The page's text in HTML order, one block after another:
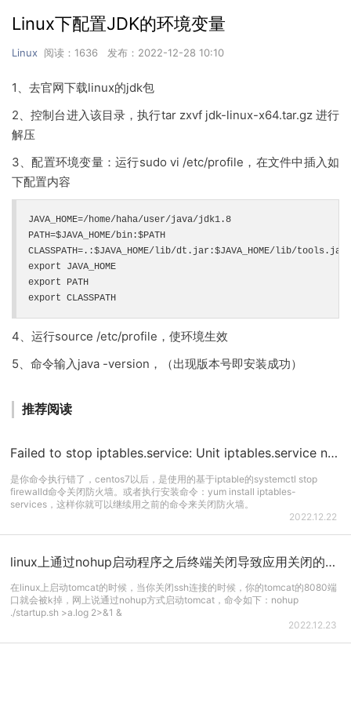
Linux下配置JDK的环境变量
Linux 阅读：1636 发布：2022-12-28 10:10
1、去官网下载linux的jdk包
2、控制台进入该目录，执行tar zxvf jdk-linux-x64.tar.gz 进行
解压
3、配置环境变量：运行sudo vi /etc/profile，在文件中插入如
下配置内容
JAVA_HOME=/home/haha/user/java/jdk1.8
PATH=$JAVA_HOME/bin:$PATH
CLASSPATH=.:$JAVA_HOME/lib/dt.jar:$JAVA_HOME/lib/tools.jar
export JAVA_HOME
export PATH
export CLASSPATH
4、运行source /etc/profile，使环境生效
5、命令输入java -version，（出现版本号即安装成功）
推荐阅读
Failed to stop iptables.service: Unit iptables.service not loaded.
是你命令执行错了，centos7以后，是使用的基于iptable的systemctl stop
firewalld命令关闭防火墙。或者执行安装命令：yum install iptables-
services，这样你就可以继续用之前的命令来关闭防火墙。
2022.12.22
linux上通过nohup启动程序之后终端关闭导致应用关闭的问题
在linux上启动tomcat的时候，当你关闭ssh连接的时候，你的tomcat的8080端
口就会被k掉，网上说通过nohup方式启动tomcat，命令如下：nohup
./startup.sh >a.log 2>&1 &
2022.12.23